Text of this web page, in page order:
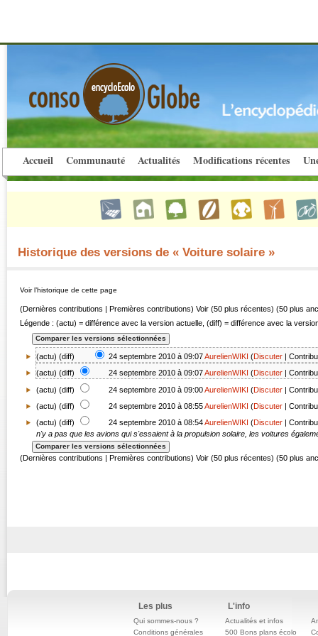
Accueil Communauté Actualités Modifications récentes
Historique des versions de « Voiture solaire »
Voir l’historique de cette page
(Dernières contributions | Premières contributions) Voir (50 plus récentes) (50 plus
Légende : (actu) = différence avec la version actuelle, (diff) = différence avec la
(actu) (diff) 24 septembre 2010 à 09:07AurelienWIKI (Discuter
(actu) (diff) 24 septembre 2010 à 09:07AurelienWIKI (Discuter
(actu) (diff) 24 septembre 2010 à 09:00AurelienWIKI (Discuter |
(actu) (diff) 24 septembre 2010 à 08:55AurelienWIKI (Discuter |
(actu) (diff) 24 septembre 2010 à 08:54AurelienWIKI (Discuter |
n'y a pas que les avions qui s'essaient à la propulsion solaire, les voitures
(Dernières contributions | Premières contributions) Voir (50 plus récentes) (50 plus
Les plus
Qui sommes-nous ?
Conditions générales
L'info
Actualités et infos
500 Bons plans écolo